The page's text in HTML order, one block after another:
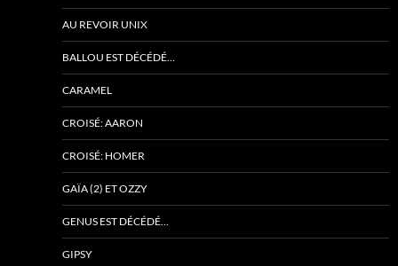
AU REVOIR UNIX
BALLOU EST DÉCÉDÉ…
CARAMEL
CROISÉ: AARON
CROISÉ: HOMER
GAÏA (2) ET OZZY
GENUS EST DÉCÉDÉ…
GIPSY